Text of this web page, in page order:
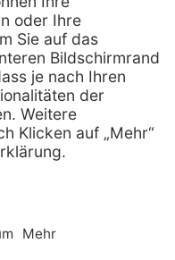
Kontakt
Lob & Kritik
Rechtliches
Impressum
Datenschutz
AGB